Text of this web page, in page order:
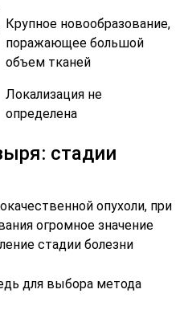
Крупное новообразование,
поражающее большой
объем тканей
Локализация не
определена
стадии
опухоли, при
огромное значение
стадии болезни
для выбора метода